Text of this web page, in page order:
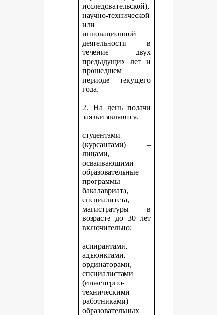
исследовательской),
научно-технической
или
инновационной
деятельности в
течение двух
предыдущих лет и
прошедшем
периоде текущего
года.
2. На день подачи
заявки являются:
студентами
(курсантами) –
лицами,
осваивающими
образовательные
программы
бакалавриата,
специалитета,
магистратуры в
возрасте до 30 лет
включительно;
аспирантами,
адъюнктами,
ординаторами,
специалистами
(инженерно-
техническими
работниками)
образовательных